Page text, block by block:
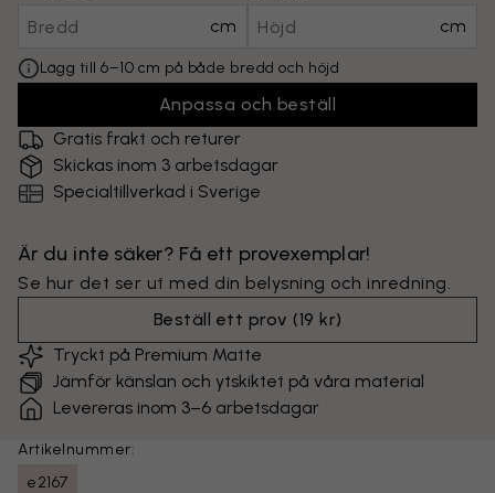
cm
cm
Lägg till 6–10 cm på både bredd och höjd
Anpassa och beställ
Gratis frakt och returer
Skickas inom 3 arbetsdagar
Specialtillverkad i Sverige
Är du inte säker? Få ett provexemplar!
Se hur det ser ut med din belysning och inredning.
Beställ ett prov (19 kr)
Tryckt på Premium Matte
Jämför känslan och ytskiktet på våra material
Levereras inom 3–6 arbetsdagar
Artikelnummer:
e2167